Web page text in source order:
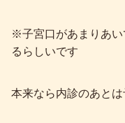
※子宮口があまりあい
るらしいです
本来なら内診のあと